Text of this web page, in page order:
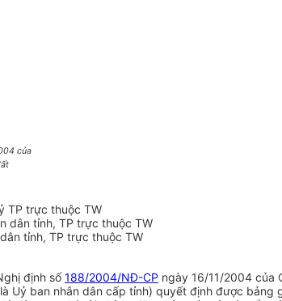
của
TP trực thuộc TW
dân tỉnh, TP trực thuộc TW
tỉnh, TP trực thuộc TW
định số188/2004/NĐ-CP ngày 16/11/2004 của
Uỷ ban nhân dân cấp tỉnh) quyết định được